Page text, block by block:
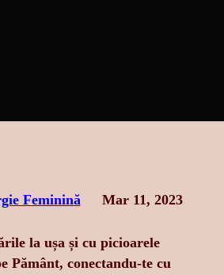
Feminină Mar 11, 2023
la ușa și cu picioarele
Pământ, conectandu-te cu